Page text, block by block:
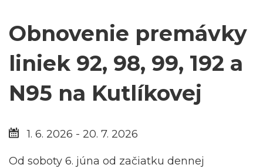
Obnovenie premávky
liniek 92, 98, 99, 192 a
N95 na Kutlíkovej
1. 6. 2026 - 20. 7. 2026
Od soboty 6. júna od začiatku dennej